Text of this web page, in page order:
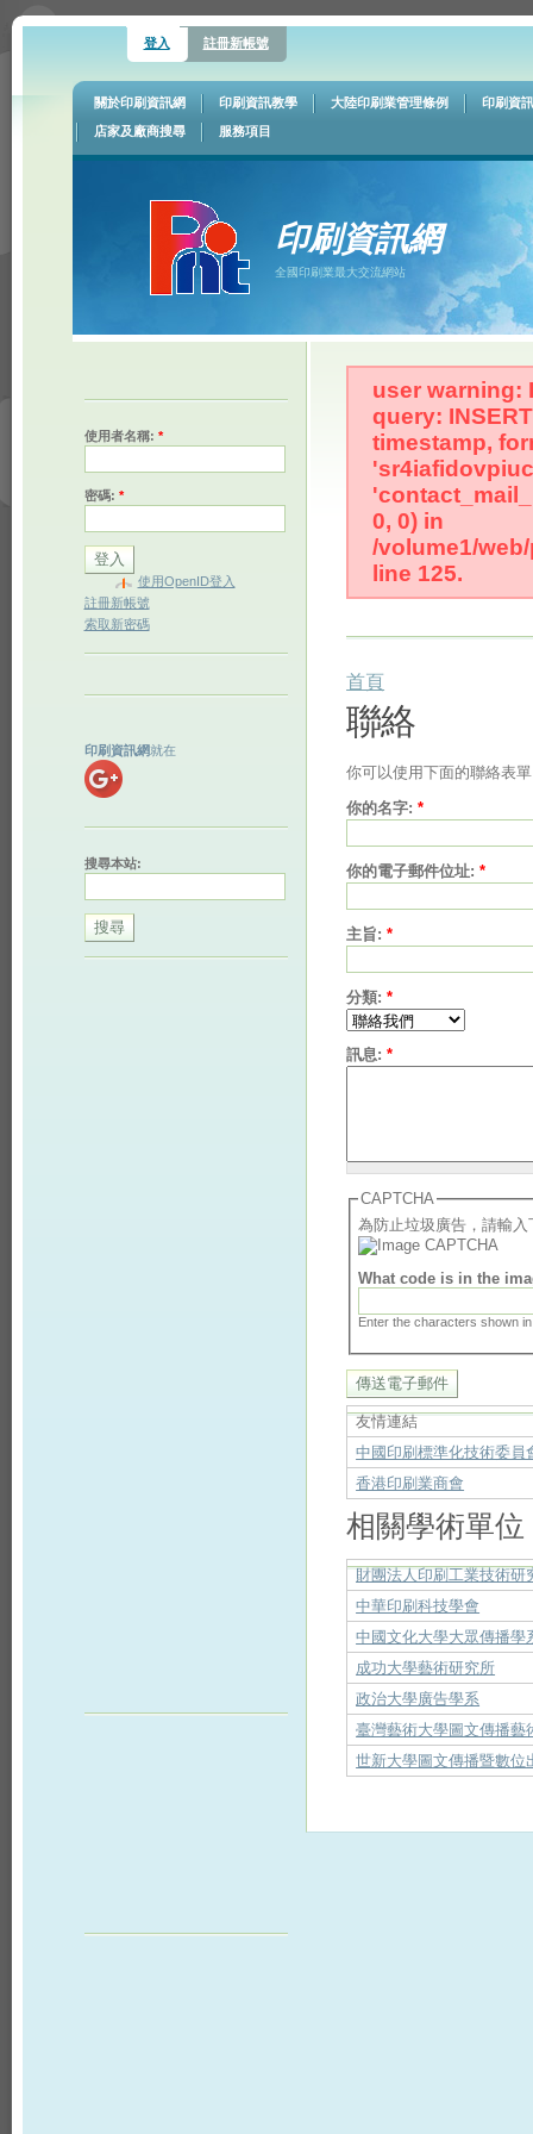
登入 註冊新帳號
關於印刷資訊網 印刷資訊教學 大陸印刷業管理條例
印刷資
店家及廠商搜尋
服務項目
印刷資訊網
全國印刷業最大交流網站
使用者名稱: *
密碼: *
使用OpenID登入
註冊新帳號
索取新密碼
印刷資訊網就在
搜尋本站:
user warning:
query:
timestamp,
0, 0) in
/volume1/
line 125.
首頁
聯絡
你可以使用下面的聯絡表
你的名字:*
你的電子郵件位址:*
主旨:*
分類:*
訊息:*
CAPTCHA
為防止垃圾廣告，請輸
What code is in the
Enter the characters shown
友情連結
中國印刷標準化技術委員
香港印刷業商會
相關學術單位
財團法人印刷工業技術研
中華印刷科技學會
中國文化大學大眾傳播學
成功大學藝術研究所
政治大學廣告學系
臺灣藝術大學圖文傳播藝
世新大學圖文傳播暨數位